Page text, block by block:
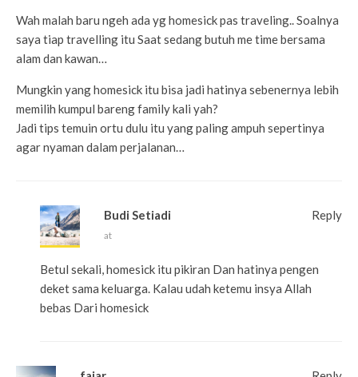
Wah malah baru ngeh ada yg homesick pas traveling.. Soalnya
saya tiap travelling itu Saat sedang butuh me time bersama
alam dan kawan…
Mungkin yang homesick itu bisa jadi hatinya sebenernya lebih
memilih kumpul bareng family kali yah?
Jadi tips temuin ortu dulu itu yang paling ampuh sepertinya
agar nyaman dalam perjalanan…
Budi Setiadi
at
Betul sekali, homesick itu pikiran Dan hatinya pengen
deket sama keluarga. Kalau udah ketemu insya Allah
bebas Dari homesick
Reply